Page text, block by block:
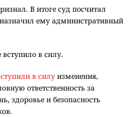
В итоге суд посчитал
ему административный
в силу.
в силу изменения,
ответственность за
здоровье и безопасность